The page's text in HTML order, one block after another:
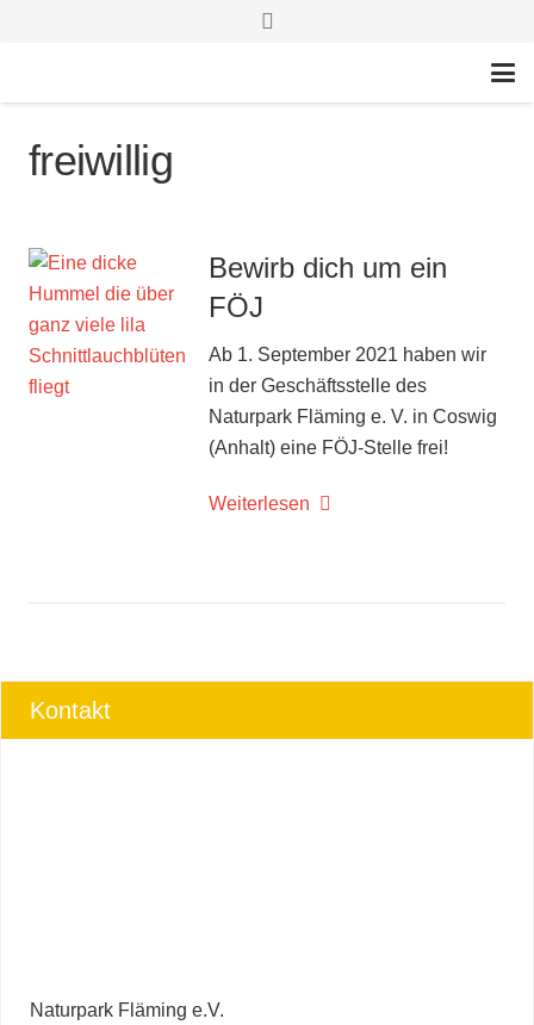
freiwillig
Bewirb dich um ein
FÖJ
Ab 1. September 2021 haben wir
in der Geschäftsstelle des
Naturpark Fläming e. V. in Coswig
(Anhalt) eine FÖJ-Stelle frei!
Weiterlesen
Kontakt
Naturpark Fläming e.V.